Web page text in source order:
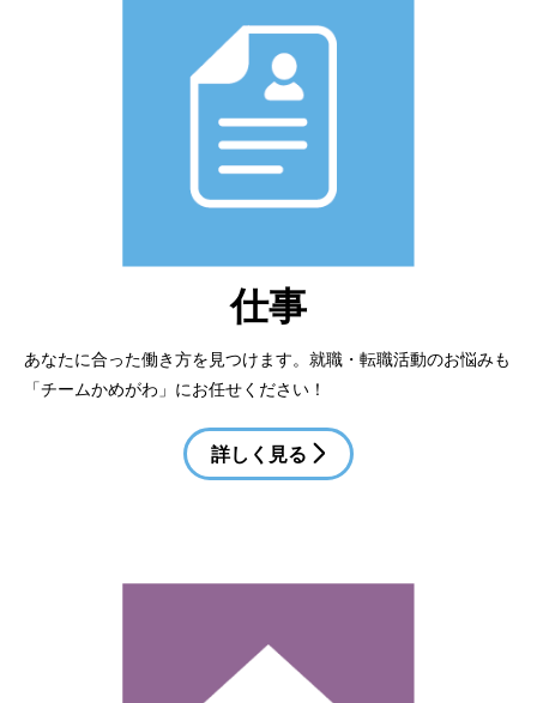
仕事
あなたに合った働き方を見つけます。就職・転職活動のお悩みも
「チームかめがわ」にお任せください！
詳しく見る